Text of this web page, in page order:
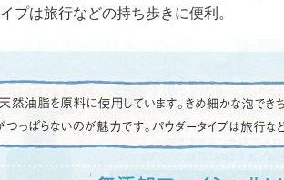
プは旅行などの持ち歩きに便利。